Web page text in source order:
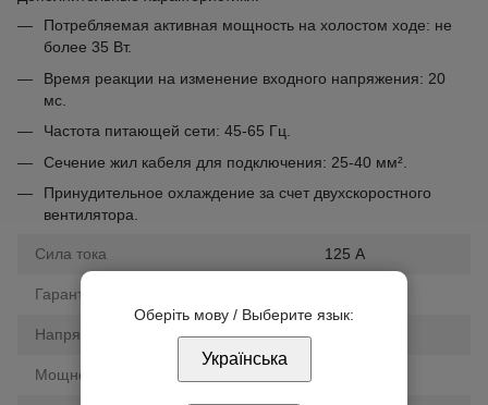
Потребляемая активная мощность на холостом ходе: не
более 35 Вт.
Время реакции на изменение входного напряжения: 20
мс.
Частота питающей сети: 45-65 Гц.
Сечение жил кабеля для подключения: 25-40 мм².
Принудительное охлаждение за счет двухскоростного
вентилятора.
Сила тока 125 А
Гарантия
Напряжение
Мощность
Оберіть мову / Выберите язык:
Українська